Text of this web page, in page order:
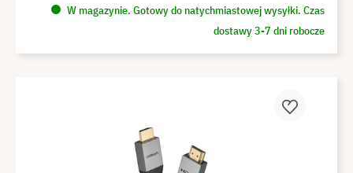
W magazynie. Gotowy do natychmiastowej wysyłki. Czas
dostawy 3-7 dni robocze